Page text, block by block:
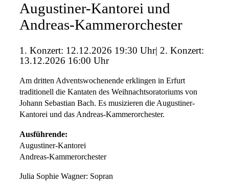
Augustiner-Kantorei und
Andreas-Kammerorchester
1. Konzert: 12.12.2026 19:30 Uhr| 2. Konzert:
13.12.2026 16:00 Uhr
Am dritten Adventswochenende erklingen in Erfurt
traditionell die Kantaten des Weihnachtsoratoriums von
Johann Sebastian Bach. Es musizieren die Augustiner-
Kantorei und das Andreas-Kammerorchester.
Ausführende:
Augustiner-Kantorei
Andreas-Kammerorchester
Julia Sophie Wagner: Sopran